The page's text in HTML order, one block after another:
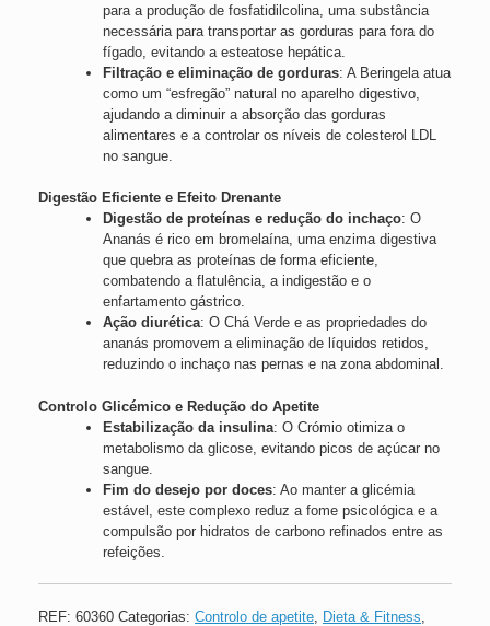
para a produção de fosfatidilcolina, uma substância
necessária para transportar as gorduras para fora do
fígado, evitando a esteatose hepática.
Filtração e eliminação de gorduras: A Beringela atua
como um “esfregão” natural no aparelho digestivo,
ajudando a diminuir a absorção das gorduras
alimentares e a controlar os níveis de colesterol LDL
no sangue.
Digestão Eficiente e Efeito Drenante
Digestão de proteínas e redução do inchaço: O
Ananás é rico em bromelaína, uma enzima digestiva
que quebra as proteínas de forma eficiente,
combatendo a flatulência, a indigestão e o
enfartamento gástrico.
Ação diurética: O Chá Verde e as propriedades do
ananás promovem a eliminação de líquidos retidos,
reduzindo o inchaço nas pernas e na zona abdominal.
Controlo Glicémico e Redução do Apetite
Estabilização da insulina: O Crómio otimiza o
metabolismo da glicose, evitando picos de açúcar no
sangue.
Fim do desejo por doces: Ao manter a glicémia
estável, este complexo reduz a fome psicológica e a
compulsão por hidratos de carbono refinados entre as
refeições.
REF: 60360 Categorias: Controlo de apetite Dieta & Fitness